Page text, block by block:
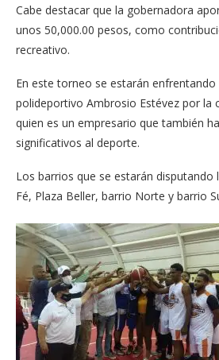
Cabe destacar que la gobernadora
unos 50,000.00 pesos, como
recreativo.
En este torneo se estarán enfrentando
polideportivo Ambrosio Estévez por la
quien es un empresario que también
significativos al deporte.
Los barrios que se estarán disputando
Fé, Plaza Beller, barrio Norte y barrio